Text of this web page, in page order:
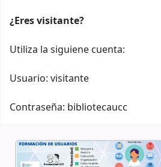
¿Eres visitante?
Utiliza la siguiene cuenta:
Usuario: visitante
Contraseña: bibliotecaucc